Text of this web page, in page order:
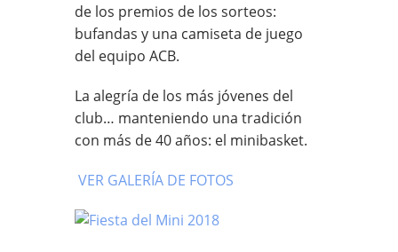
de los premios de los sorteos:
bufandas y una camiseta de juego
del equipo ACB.
La alegría de los más jóvenes del
club… manteniendo una tradición
con más de 40 años: el minibasket.
VER GALERÍA DE FOTOS